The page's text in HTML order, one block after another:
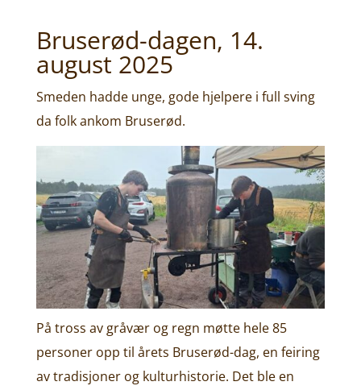
Bruserød-dagen, 14.
august 2025
Smeden hadde unge, gode hjelpere i full sving
da folk ankom Bruserød.
På tross av gråvær og regn møtte hele 85
personer opp til årets Bruserød-dag, en feiring
av tradisjoner og kulturhistorie. Det ble en